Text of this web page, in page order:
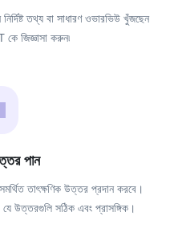
তথ্য বা সাধারণ ওভারভিউ খুঁজছেন
জিজ্ঞাসা করুন৷
পান
তাৎক্ষণিক উত্তর প্রদান করবে।
উত্তরগুলি সঠিক এবং প্রাসঙ্গিক।